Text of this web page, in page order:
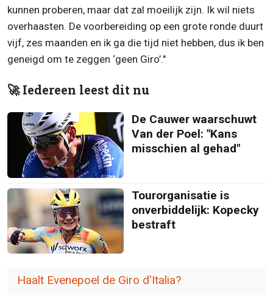
kunnen proberen, maar dat zal moeilijk zijn. Ik wil niets
overhaasten. De voorbereiding op een grote ronde duurt
vijf, zes maanden en ik ga die tijd niet hebben, dus ik ben
geneigd om te zeggen ‘geen Giro’."
🚀 Iedereen leest dit nu
De Cauwer waarschuwt
Van der Poel: "Kans
misschien al gehad"
Tourorganisatie is
onverbiddelijk: Kopecky
bestraft
Haalt Evenepoel de Giro d'Italia?